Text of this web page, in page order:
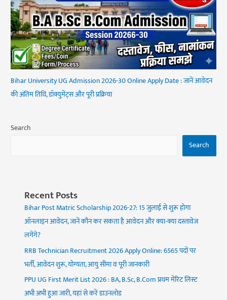
Bihar University UG Admission 2026-30 Online Apply Date : जानें आवेदन
की अंतिम तिथि, डॉक्युमेंट्स और पूरी प्रक्रिया
Search
Search
Recent Posts
Bihar Post Matric Scholarship 2026-27: 15 जुलाई से शुरू होगा
ऑनलाइन आवेदन, जानें कौन कर सकता है आवेदन और क्या-क्या दस्तावेज
लगेंगे?
RRB Technician Recruitment 2026 Apply Online: 6565 पदों पर
भर्ती, आवेदन शुरू, योग्यता, आयु सीमा व पूरी जानकारी
PPU UG First Merit List 2026 : BA, B.Sc, B.Com प्रथम मेरिट लिस्ट
अभी अभी हुआ जारी, यहां से करें डाउनलोड